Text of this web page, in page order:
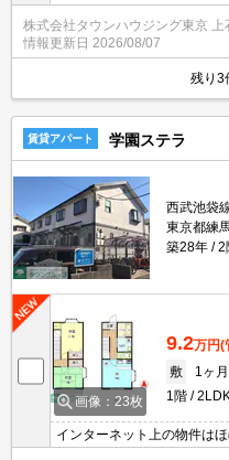
ご紹介出来ます。明るく元
だきます。当店ならオンラ
問い合わせ下さい☆★
株式会社タウンハウジング東京 上
情報更新日 2026/08/07
残り3
賃貸アパート 学園ステラ
西武池袋
東京都練
築28年
2
画像：23枚
9.2万円(
敷
1ヶ月
1階
インターネット上の物件は
します。お気軽にお問合せ